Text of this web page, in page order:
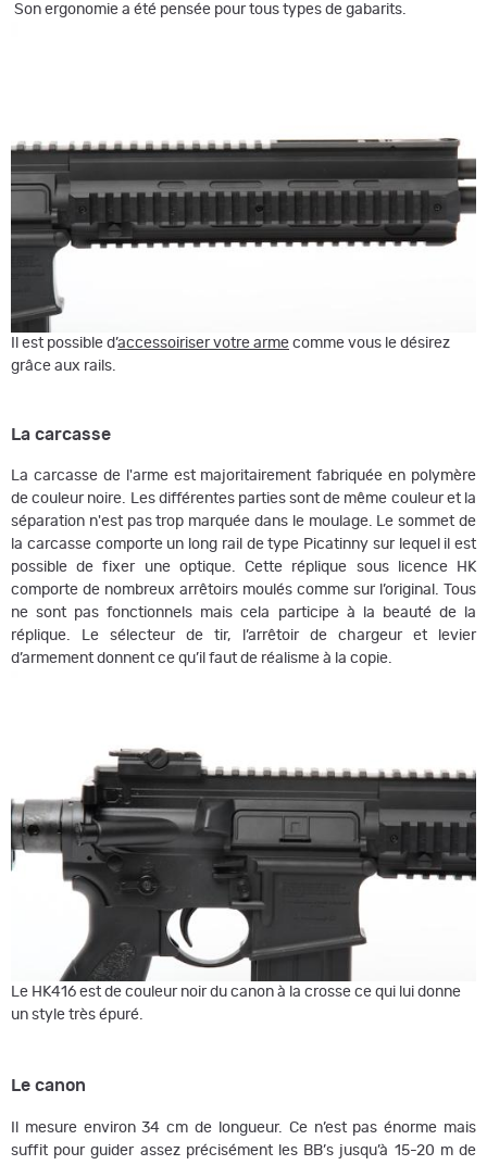
Son ergonomie a été pensée pour tous types de gabarits.
Il est possible d’accessoiriser votre arme comme vous le désirez
grâce aux rails.
La carcasse
La carcasse de l'arme est majoritairement fabriquée en polymère
de couleur noire. Les différentes parties sont de même couleur et la
séparation n'est pas trop marquée dans le moulage. Le sommet de
la carcasse comporte un long rail de type Picatinny sur lequel il est
possible de fixer une optique. Cette réplique sous licence HK
comporte de nombreux arrêtoirs moulés comme sur l’original. Tous
ne sont pas fonctionnels mais cela participe à la beauté de la
réplique. Le sélecteur de tir, l’arrêtoir de chargeur et levier
d’armement donnent ce qu’il faut de réalisme à la copie.
Le HK416 est de couleur noir du canon à la crosse ce qui lui donne
un style très épuré.
Le canon
Il mesure environ 34 cm de longueur. Ce n’est pas énorme mais
suffit pour guider assez précisément les BB’s jusqu’à 15-20 m de